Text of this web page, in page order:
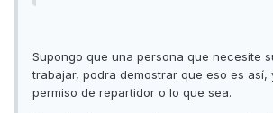
Supongo que una persona que necesite
trabajar, podra demostrar que eso es así,
permiso de repartidor o lo que sea.